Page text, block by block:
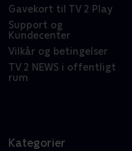
Gavekort til TV 2 Play
Support og
Kundecenter
Vilkår og betingelser
TV 2 NEWS i offentligt
rum
Kategorier